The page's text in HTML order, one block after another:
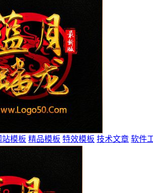
站模板 精品模板 特效模板 技术文章 软件